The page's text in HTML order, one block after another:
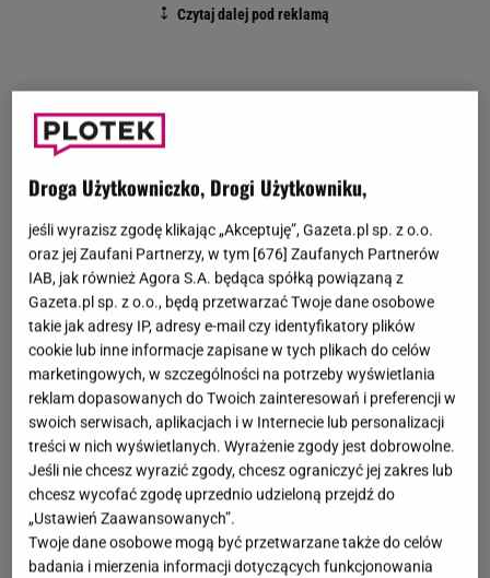
Droga Użytkowniczko, Drogi Użytkowniku,
jeśli wyrazisz zgodę klikając „Akceptuję”, Gazeta.pl sp. z o.o.
oraz jej Zaufani Partnerzy, w tym [676] Zaufanych Partnerów
IAB, jak również Agora S.A. będąca spółką powiązaną z
Gazeta.pl sp. z o.o., będą przetwarzać Twoje dane osobowe
takie jak adresy IP, adresy e-mail czy identyfikatory plików
cookie lub inne informacje zapisane w tych plikach do celów
marketingowych, w szczególności na potrzeby wyświetlania
reklam dopasowanych do Twoich zainteresowań i preferencji w
swoich serwisach, aplikacjach i w Internecie lub personalizacji
treści w nich wyświetlanych. Wyrażenie zgody jest dobrowolne.
Jeśli nie chcesz wyrazić zgody, chcesz ograniczyć jej zakres lub
chcesz wycofać zgodę uprzednio udzieloną przejdź do
„Ustawień Zaawansowanych”.
Twoje dane osobowe mogą być przetwarzane także do celów
badania i mierzenia informacji dotyczących funkcjonowania